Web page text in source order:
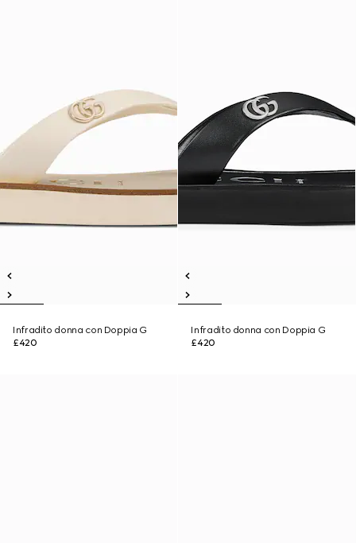
Infradito donna con Doppia G
£420
Infradito donna con Doppia G
£420